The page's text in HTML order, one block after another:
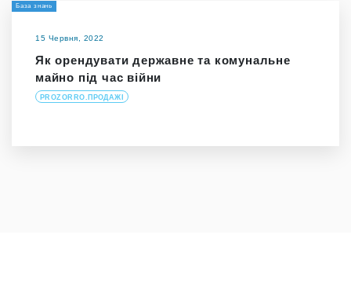
База знань
15 Червня, 2022
Як орендувати державне та комунальне
майно під час війни
PROZORRO.ПРОДАЖІ